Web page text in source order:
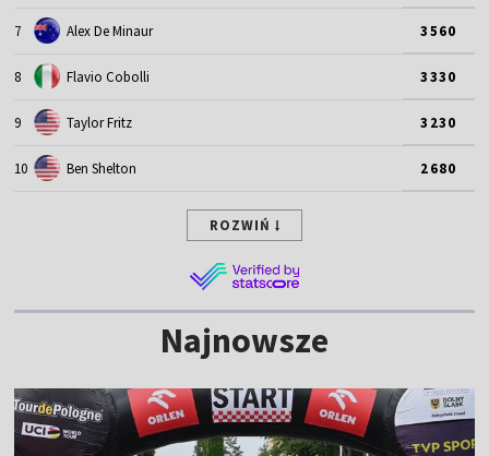
7 Alex De Minaur 3560
8 Flavio Cobolli 3330
9 Taylor Fritz 3230
10 Ben Shelton 2680
ROZWIŃ
Najnowsze